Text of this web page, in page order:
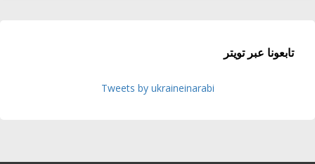
تابعونا عبر تويتر
Tweets by ukraineinarabi